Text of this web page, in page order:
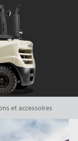
et accessoires